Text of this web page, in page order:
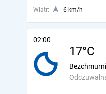
Wiatr:
6 km/h
02:00
17°C